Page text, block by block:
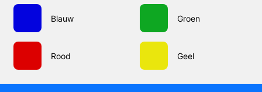
Blauw Groen
Rood Geel